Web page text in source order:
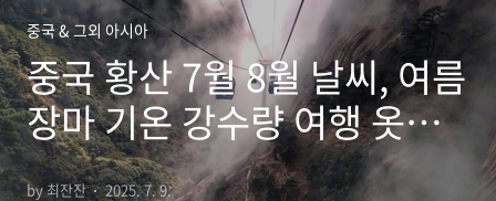
중국 & 그외 아시아
중국 황산 7월 8월 날씨, 여름
장마 기온 강수량 여행 옷차
림 준비물
by 최잔잔 2025. 7. 9.